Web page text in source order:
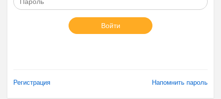
Войти
Регистрация Напомнить пароль